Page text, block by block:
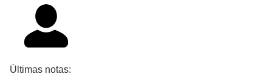
Últimas notas: